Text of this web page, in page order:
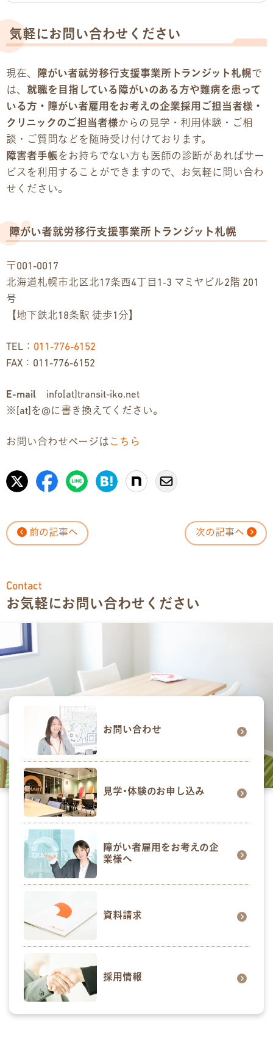
気軽にお問い合わせください
現在、 障がい者就労移行支援事業所トランジット札幌で
は、 就職を目指している障がいのある方や難病を患って
いる方・障がい者雇用をお考えの企業採用ご担当者様・
クリニックのご担当者様からの見学・利用体験・ご相
談・ご質問などを随時受け付けております。
障害者手帳をお持ちでない方も医師の診断があればサー
ビスを利用することができますので、お気軽に問い合わ
せください。
障がい者就労移行支援事業所トランジット札幌
〒001-0017
北海道札幌市北区北17条西4丁目1-3 マミヤビル2階 201
号
【地下鉄北18条駅 徒歩1分】
TEL： 011-776-6152
FAX：011-776-6152
E-mail info[at]transit-iko.net
※[at]を@に書き換えてください。
お問い合わせページは こちら
前の記事へ 次の記事へ
Contact
お気軽にお問い合わせください
お問い合わせ
見学･体験のお申し込み
障がい者雇用をお考えの企
業様へ
資料請求
採用情報